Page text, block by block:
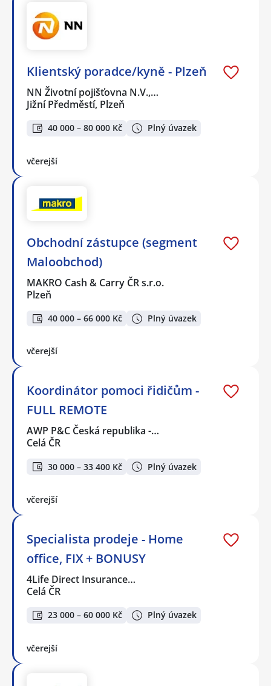
Klientský poradce/kyně - Plzeň
NN Životní pojišťovna N.V.,…
Jižní Předměstí, Plzeň
40 000 – 80 000 Kč Plný úvazek
včerejší
Obchodní zástupce (segment
Maloobchod)
MAKRO Cash & Carry ČR s.r.o.
Plzeň
40 000 – 66 000 Kč Plný úvazek
včerejší
Koordinátor pomoci řidičům -
FULL REMOTE
AWP P&C Česká republika -…
Celá ČR
30 000 – 33 400 Kč Plný úvazek
včerejší
Specialista prodeje - Home
office, FIX + BONUSY
4Life Direct Insurance…
Celá ČR
23 000 – 60 000 Kč Plný úvazek
včerejší